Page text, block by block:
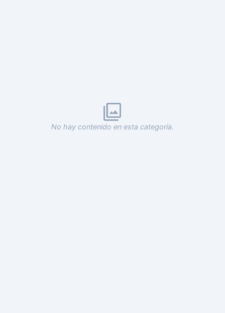
No hay contenido en esta categoría.